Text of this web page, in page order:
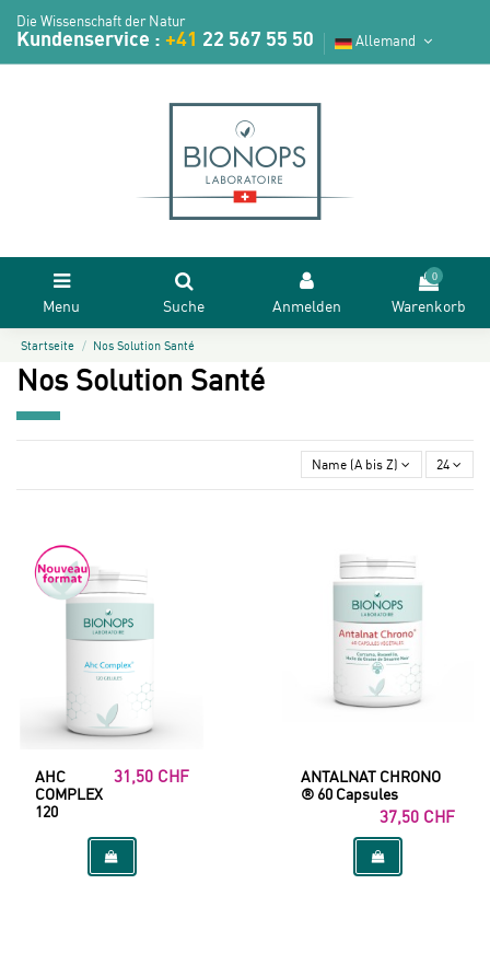
Die Wissenschaft der Natur
Kundenservice : +41 22 567 55 50 Allemand
Menu Suche Anmelden
0
Warenkorb
Startseite Nos Solution Santé
Nos Solution Santé
Name (A bis Z) 24
AHC
COMPLEX
120
31,50 CHF
ANTALNAT CHRONO
® 60 Capsules
37,50 CHF